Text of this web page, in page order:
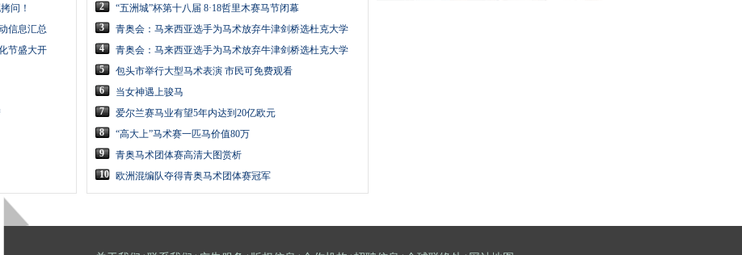
问！
信息汇总
节盛大开
2
“五洲城”杯第十八届 8·18哲里木赛马节闭幕
3
青奥会：马来西亚选手为马术放弃牛津剑桥选杜克大学
4
青奥会：马来西亚选手为马术放弃牛津剑桥选杜克大学
5
包头市举行大型马术表演 市民可免费观看
6
当女神遇上骏马
7
爱尔兰赛马业有望5年内达到20亿欧元
8
“高大上”马术赛一匹马价值80万
9
青奥马术团体赛高清大图赏析
10
欧洲混编队夺得青奥马术团体赛冠军